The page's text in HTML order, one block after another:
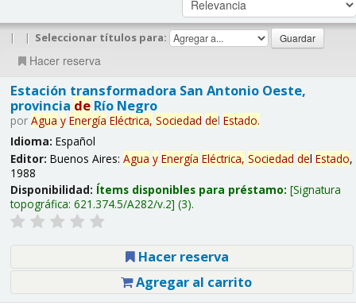
| | Seleccionar títulos para:
Hacer reserva
Estación transformadora San Antonio Oeste,
provincia deRío Negro
por Agua y Energía Eléctrica, Sociedad del Estado.
Idioma: Español
Editor: Buenos Aires: Agua y Energía Eléctrica, Sociedad del Estado,
1988
Disponibilidad: Ítems disponibles para préstamo: Signatura
topográfica: 621.374.5/A282/v.2 (3).
Hacer reserva
Agregar al carrito